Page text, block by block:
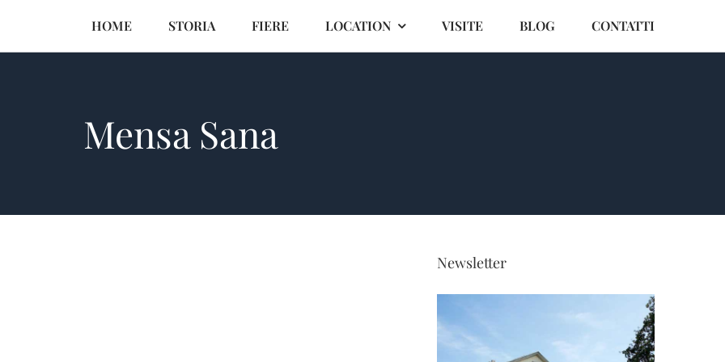
HOME STORIA FIERE LOCATION VISITE BLOG CONTATTI
Mensa Sana
Newsletter